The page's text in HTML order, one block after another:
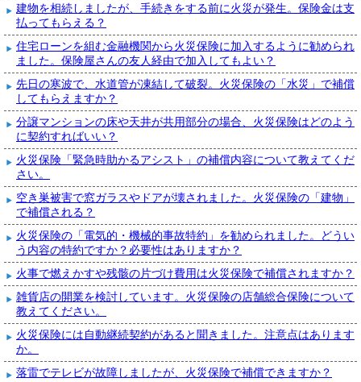
建物を相続しましたが、手続きをする前に火災が発生。保険金は支
払ってもらえる？
住宅ローンを組む金融機関から火災保険に加入するように勧められ
ました。保険屋さんの友人経由で加入してもよい？
先日の寒波で、水道管が凍結して破裂。火災保険の「水災」で補償
してもらえますか？
分譲マンションの床や天井が共用部分の場合、火災保険はどのよう
に契約すればいい？
火災保険「緊急時助かるアシスト」の補償内容について教えてくだ
さい。
空き巣被害で窓ガラスやドアが壊されました。火災保険の「建物」
で補償される？
火災保険の「電気的・機械的事故特約」を勧められました。どうい
う内容の特約ですか？必要性はありますか？
火事で燃えかすや残骸の片づけ費用は火災保険で補償されますか？
雑貨店の開業を検討しています。火災保険の店舗総合保険について
教えてください。
火災保険には自動継続契約があると聞きました。注意点はあります
か。
落雷でテレビが故障しましたが、火災保険で補償できますか？